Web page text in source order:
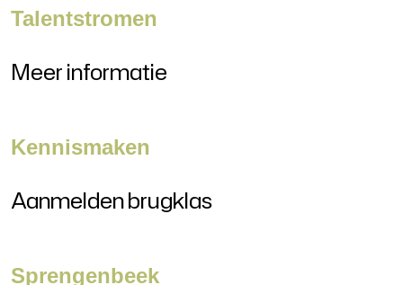
Talentstromen
Meer informatie
Kennismaken
Aanmelden brugklas
Sprengenbeek